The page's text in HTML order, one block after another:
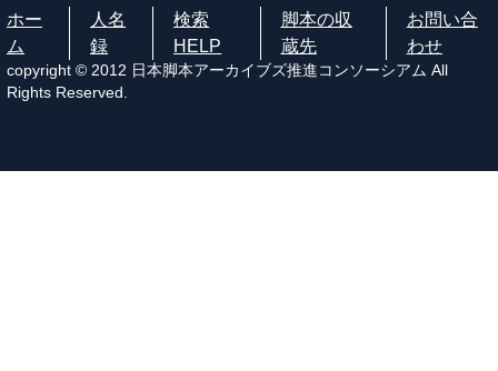
ホー
ム
人名
録
検索
HELP
脚本の収
蔵先
お問い合
わせ
copyright © 2012 日本脚本アーカイブズ推進コンソーシアム All
Rights Reserved.